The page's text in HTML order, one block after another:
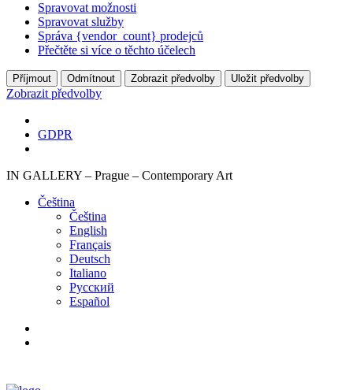
Spravovat možnosti
Spravovat služby
Správa {vendor_count} prodejců
Přečtěte si více o těchto účelech
Příjmout Odmítnout Zobrazit předvolby Uložit předvolby
Zobrazit předvolby
GDPR
IN GALLERY – Prague – Contemporary Art
Čeština‎
Čeština‎
English
Français
Deutsch
Italiano
Русский
Español